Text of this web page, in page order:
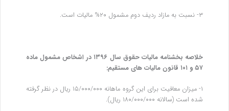
۳- نسبت به مازاد ردیف دوم مشمول ۲۰% مالیات است.
خلاصه بخشنامه مالیات حقوق سال ۱۳۹۶ در اشخاص مشمول ماده
۵۷ و ۱۰۱ قانون مالیات های مستقیم:
۱- میزان معافیت برای این گروه ماهانه ۱۵/۰۰۰/۰۰۰ ریال در نظر گرفته
شده است (سالانه ۱۸۰/۰۰۰/۰۰۰ ریال).